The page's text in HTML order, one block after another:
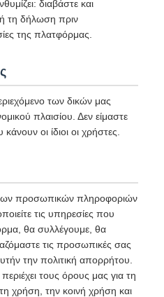
διαβάστε και
τη δήλωση πριν
της πλατφόρμας.
των δικών μας
πλαισίου. Δεν είμαστε
οι ίδιοι οι χρήστες.
προσωπικών πληροφοριών
τις υπηρεσίες που
θα συλλέγουμε, θα
τις προσωπικές σας
την πολιτική απορρήτου.
τους όρους μας για τη
χρήση, την κοινή χρήση και